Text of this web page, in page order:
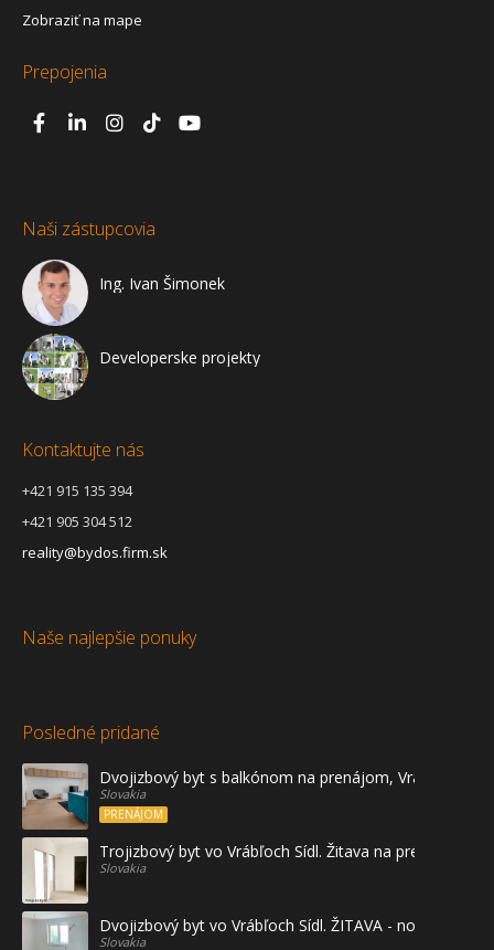
Zobraziť na mape
Prepojenia
Naši zástupcovia
Ing. Ivan Šimonek
Developerske projekty
Kontaktujte nás
+421 915 135 394
+421 905 304 512
reality@bydos.firm.sk
Naše najlepšie ponuky
Posledné pridané
Dvojizbový byt s balkónom na prenájom, Vráble
Slovakia
PRENÁJOM
Trojizbový byt vo Vrábľoch Sídl. Žitava na predaj - prvé
Slovakia
Dvojizbový byt vo Vrábľoch Sídl. ŽITAVA - novostavba
Slovakia